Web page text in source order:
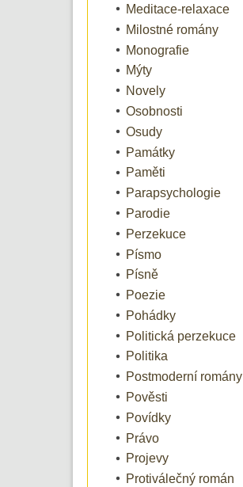
Meditace-relaxace
Milostné romány
Monografie
Mýty
Novely
Osobnosti
Osudy
Památky
Paměti
Parapsychologie
Parodie
Perzekuce
Písmo
Písně
Poezie
Pohádky
Politická perzekuce
Politika
Postmoderní romány
Pověsti
Povídky
Právo
Projevy
Protiválečný román